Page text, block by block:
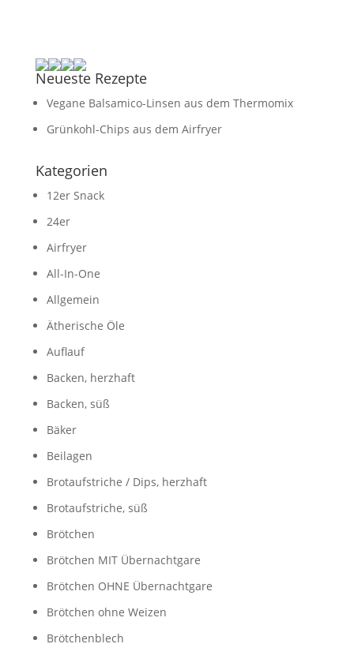
Neueste Rezepte
Vegane Balsamico-Linsen aus dem Thermomix
Grünkohl-Chips aus dem Airfryer
Kategorien
12er Snack
24er
Airfryer
All-In-One
Allgemein
Ätherische Öle
Auflauf
Backen, herzhaft
Backen, süß
Bäker
Beilagen
Brotaufstriche / Dips, herzhaft
Brotaufstriche, süß
Brötchen
Brötchen MIT Übernachtgare
Brötchen OHNE Übernachtgare
Brötchen ohne Weizen
Brötchenblech